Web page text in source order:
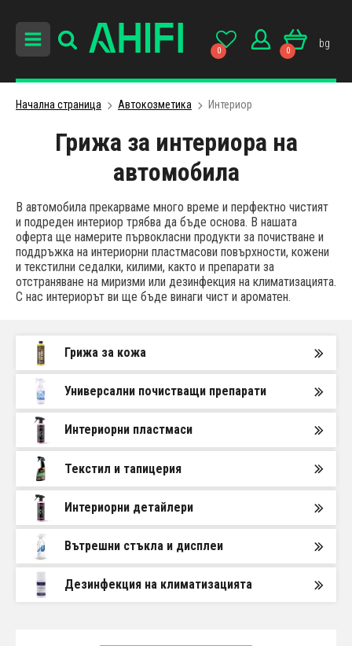
0 0
bg
Начална страница Автокозметика Интериор
Грижа за интериора на
автомобила
В автомобила прекарваме много време и перфектно чистият
и подреден интериор трябва да бъде основа. В нашата
оферта ще намерите първокласни продукти за почистване и
поддръжка на интериорни пластмасови повърхности, кожени
и текстилни седалки, килими, както и препарати за
отстраняване на миризми или дезинфекция нa климатизацията.
С нас интериорът ви ще бъде винаги чист и ароматен.
Грижа за кожа
Универсални почистващи препарати
Интериорни пластмаси
Текстил и тапицерия
Интериорни детайлери
Вътрешни стъкла и дисплеи
Дезинфекция на климатизацията